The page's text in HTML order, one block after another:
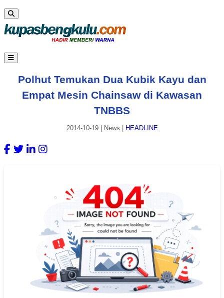
Polhut Temukan Dua Kubik Kayu dan
Empat Mesin Chainsaw di Kawasan
TNBBS
2014-10-19| News HEADLINE